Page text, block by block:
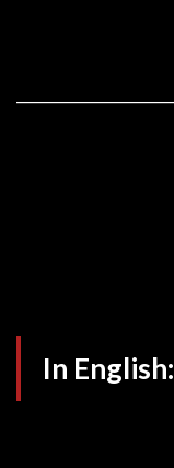
In English: